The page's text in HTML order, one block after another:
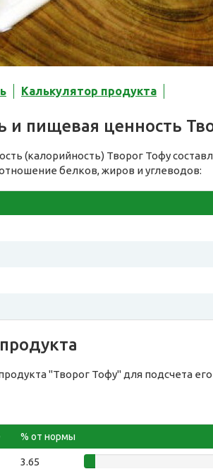
Калькулятор продукта
и пищевая ценность
(калорийность) Творог Тофу
белков, жиров и углеводов:
"Творог Тофу" для подсчета
% от нормы
3.65